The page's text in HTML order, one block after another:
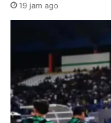
19 jam ago